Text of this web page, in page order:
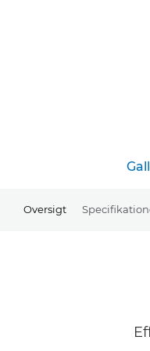
Oversigt